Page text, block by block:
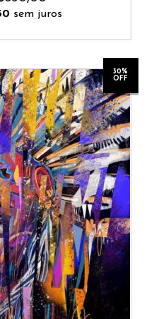
sem juros
30%
OFF